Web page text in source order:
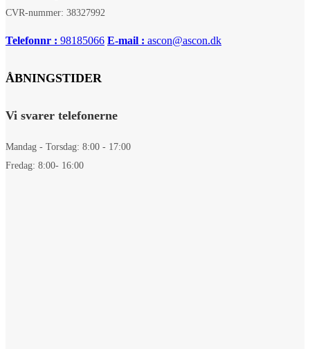
CVR-nummer: 38327992
Telefonnr : 98185066 E-mail : ascon@ascon.dk
ÅBNINGSTIDER
Vi svarer telefonerne
Mandag - Torsdag: 8:00 - 17:00
Fredag: 8:00- 16:00